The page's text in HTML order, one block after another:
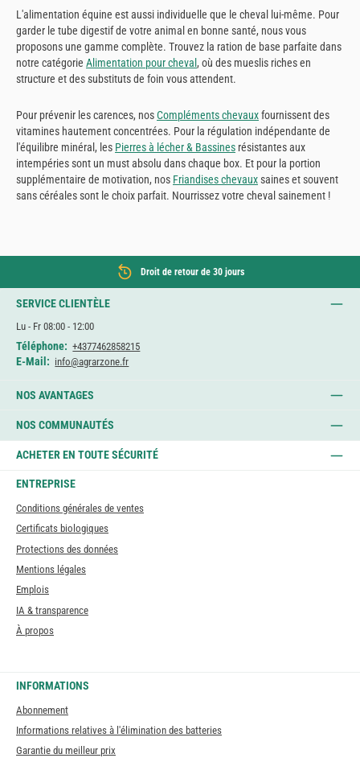
L'alimentation équine est aussi individuelle que le cheval lui-même. Pour
garder le tube digestif de votre animal en bonne santé, nous vous
proposons une gamme complète. Trouvez la ration de base parfaite dans
notre catégorie Alimentation pour cheval , où des mueslis riches en
structure et des substituts de foin vous attendent.
Pour prévenir les carences, nosCompléments chevauxfournissent des
vitamines hautement concentrées. Pour la régulation indépendante de
l'équilibre minéral, les Pierres à lécher & Bassines résistantes aux
intempéries sont un must absolu dans chaque box. Et pour la portion
supplémentaire de motivation, nos Friandises chevauxsaines et souvent
sans céréales sont le choix parfait. Nourrissez votre cheval sainement !
Droit de retour de 30 jours
SERVICE CLIENTÈLE
Lu - Fr 08:00 - 12:00
Téléphone: +4377462858215
E-Mail: info@agrarzone.fr
NOS AVANTAGES
NOS COMMUNAUTÉS
ACHETER EN TOUTE SÉCURITÉ
ENTREPRISE
Conditions générales de ventes
Certificats biologiques
Protections des données
Mentions légales
Emplois
IA & transparence
À propos
INFORMATIONS
Abonnement
Informations relatives à l'élimination des batteries
Garantie du meilleur prix